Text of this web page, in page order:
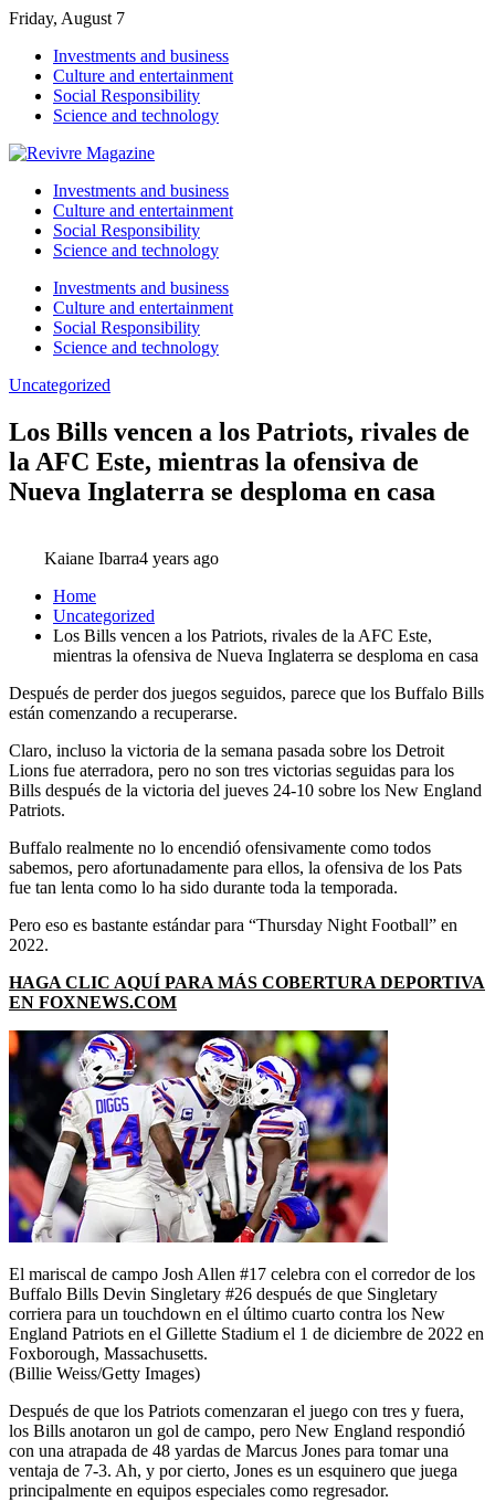
Friday, August 7
Investments and business
Culture and entertainment
Social Responsibility
Science and technology
Investments and business
Culture and entertainment
Social Responsibility
Science and technology
Investments and business
Culture and entertainment
Social Responsibility
Science and technology
Uncategorized
Los Bills vencen a los Patriots, rivales de
la AFC Este, mientras la ofensiva de
Nueva Inglaterra se desploma en casa
Kaiane Ibarra4 years ago
Home
Uncategorized
Los Bills vencen a los Patriots, rivales de la AFC Este,
mientras la ofensiva de Nueva Inglaterra se desploma en casa
Después de perder dos juegos seguidos, parece que los Buffalo Bills
están comenzando a recuperarse.
Claro, incluso la victoria de la semana pasada sobre los Detroit
Lions fue aterradora, pero no son tres victorias seguidas para los
Bills después de la victoria del jueves 24-10 sobre los New England
Patriots.
Buffalo realmente no lo encendió ofensivamente como todos
sabemos, pero afortunadamente para ellos, la ofensiva de los Pats
fue tan lenta como lo ha sido durante toda la temporada.
Pero eso es bastante estándar para “Thursday Night Football” en
2022.
HAGA CLIC AQUÍ PARA MÁS COBERTURA DEPORTIVA
EN FOXNEWS.COM
El mariscal de campo Josh Allen #17 celebra con el corredor de los
Buffalo Bills Devin Singletary #26 después de que Singletary
corriera para un touchdown en el último cuarto contra los New
England Patriots en el Gillette Stadium el 1 de diciembre de 2022 en
Foxborough, Massachusetts.
(Billie Weiss/Getty Images)
Después de que los Patriots comenzaran el juego con tres y fuera,
los Bills anotaron un gol de campo, pero New England respondió
con una atrapada de 48 yardas de Marcus Jones para tomar una
ventaja de 7-3. Ah, y por cierto, Jones es un esquinero que juega
principalmente en equipos especiales como regresador.